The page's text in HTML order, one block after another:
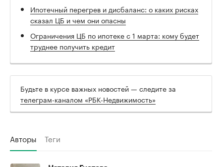
Ипотечный перегрев и дисбаланс: о каких рисках
сказал ЦБ и чем они опасны
Ограничения ЦБ по ипотеке с 1 марта: кому будет
труднее получить кредит
Будьте в курсе важных новостей — следите за
телеграм-каналом «РБК-Недвижимость»
Авторы Теги